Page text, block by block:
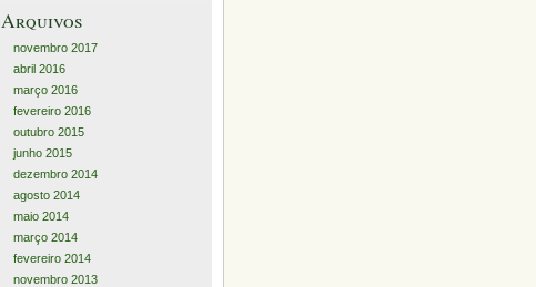
Arquivos
novembro 2017
abril 2016
março 2016
fevereiro 2016
outubro 2015
junho 2015
dezembro 2014
agosto 2014
maio 2014
março 2014
fevereiro 2014
novembro 2013